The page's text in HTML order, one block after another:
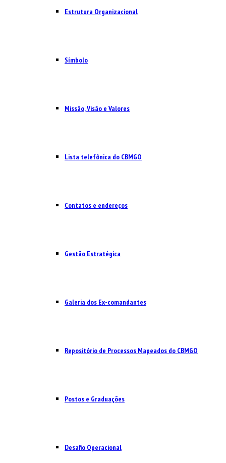
Estrutura Organizacional
Símbolo
Missão, Visão e Valores
Lista telefônica do CBMGO
Contatos e endereços
Gestão Estratégica
Galeria dos Ex-comandantes
Repositório de Processos Mapeados do CBMGO
Postos e Graduações
Desafio Operacional